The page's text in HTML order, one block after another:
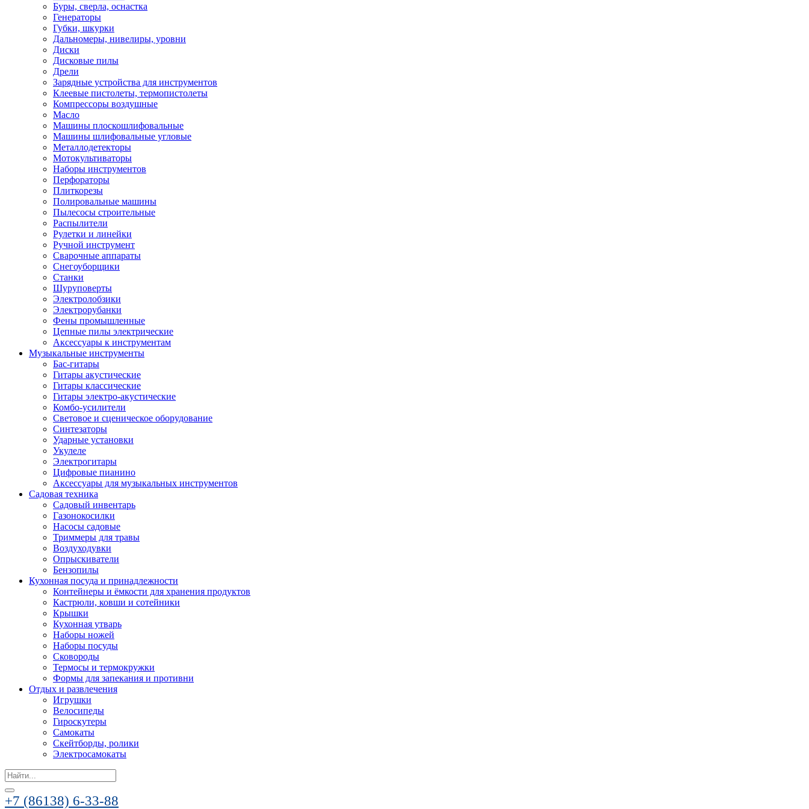
Буры, сверла, оснастка
Генераторы
Губки, шкурки
Дальномеры, нивелиры, уровни
Диски
Дисковые пилы
Дрели
Зарядные устройства для инструментов
Клеевые пистолеты, термопистолеты
Компрессоры воздушные
Масло
Машины плоскошлифовальные
Машины шлифовальные угловые
Металлодетекторы
Мотокультиваторы
Наборы инструментов
Перфораторы
Плиткорезы
Полировальные машины
Пылесосы строительные
Распылители
Рулетки и линейки
Ручной инструмент
Сварочные аппараты
Снегоуборщики
Станки
Шуруповерты
Электролобзики
Электрорубанки
Фены промышленные
Цепные пилы электрические
Аксессуары к инструментам
Музыкальные инструменты
Бас-гитары
Гитары акустические
Гитары классические
Гитары электро-акустические
Комбо-усилители
Световое и сценическое оборудование
Синтезаторы
Ударные установки
Укулеле
Электрогитары
Цифровые пианино
Аксессуары для музыкальных инструментов
Садовая техника
Садовый инвентарь
Газонокосилки
Насосы садовые
Триммеры для травы
Воздуходувки
Опрыскиватели
Бензопилы
Кухонная посуда и принадлежности
Контейнеры и ёмкости для хранения продуктов
Кастрюли, ковши и сотейники
Крышки
Кухонная утварь
Наборы ножей
Наборы посуды
Сковороды
Термосы и термокружки
Формы для запекания и противни
Отдых и развлечения
Игрушки
Велосипеды
Гироскутеры
Самокаты
Скейтборды, ролики
Электросамокаты
Search
for:
+7 (86138) 6-33-88